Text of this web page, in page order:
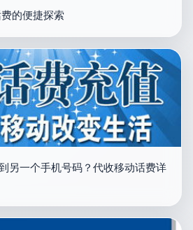
的便捷探索
另一个手机号码？代收移动话费详